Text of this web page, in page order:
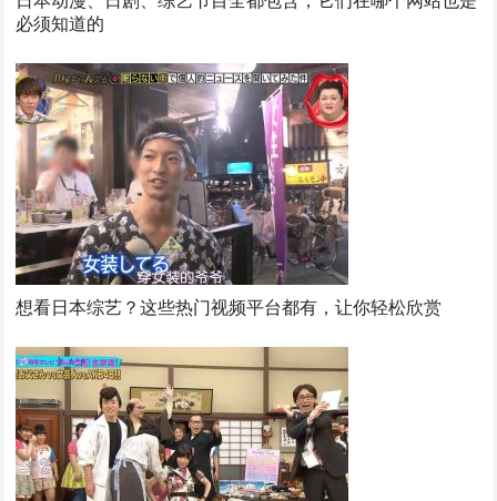
必须知道的
想看日本综艺？这些热门视频平台都有，让你轻松欣赏